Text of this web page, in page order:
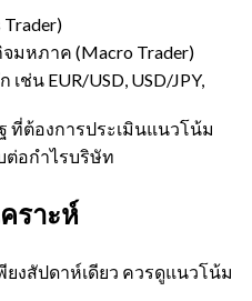
Trader)
มหภาค (Macro Trader)
เช่น EUR/USD, USD/JPY,
ต้องการประเมินแนวโน้ม
ต่อกำไรบริษัท
ราะห์
ยงสัปดาห์เดียว ควรดูแนวโน้ม